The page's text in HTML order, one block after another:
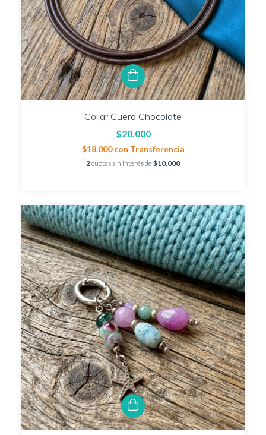
Collar Cuero Chocolate
$20.000
$18.000con Transferencia
2cuotas sin interés de$10.000